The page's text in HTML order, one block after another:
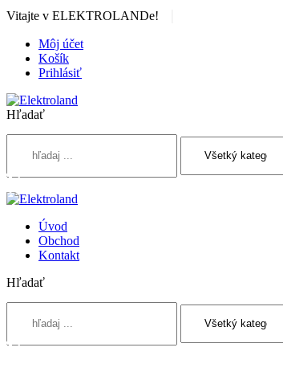
Vitajte v ELEKTROLANDe!
Môj účet
Košík
Prihlásiť
Hľadať
Úvod
Obchod
Kontakt
Hľadať